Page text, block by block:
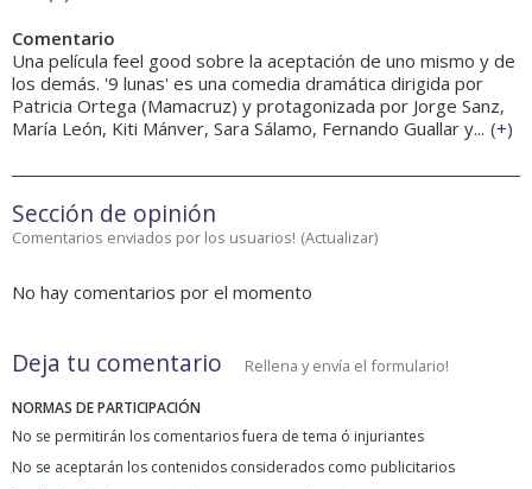
Comentario
Una película feel good sobre la aceptación de uno mismo y de
los demás. '9 lunas' es una comedia dramática dirigida por
Patricia Ortega (Mamacruz) y protagonizada por Jorge Sanz,
María León, Kiti Mánver, Sara Sálamo, Fernando Guallar y... (+)
Sección de opinión
Comentarios enviados por los usuarios! (Actualizar)
No hay comentarios por el momento
Deja tu comentario Rellena y envía el formulario!
NORMAS DE PARTICIPACIÓN
No se permitirán los comentarios fuera de tema ó injuriantes
No se aceptarán los contenidos considerados como publicitarios